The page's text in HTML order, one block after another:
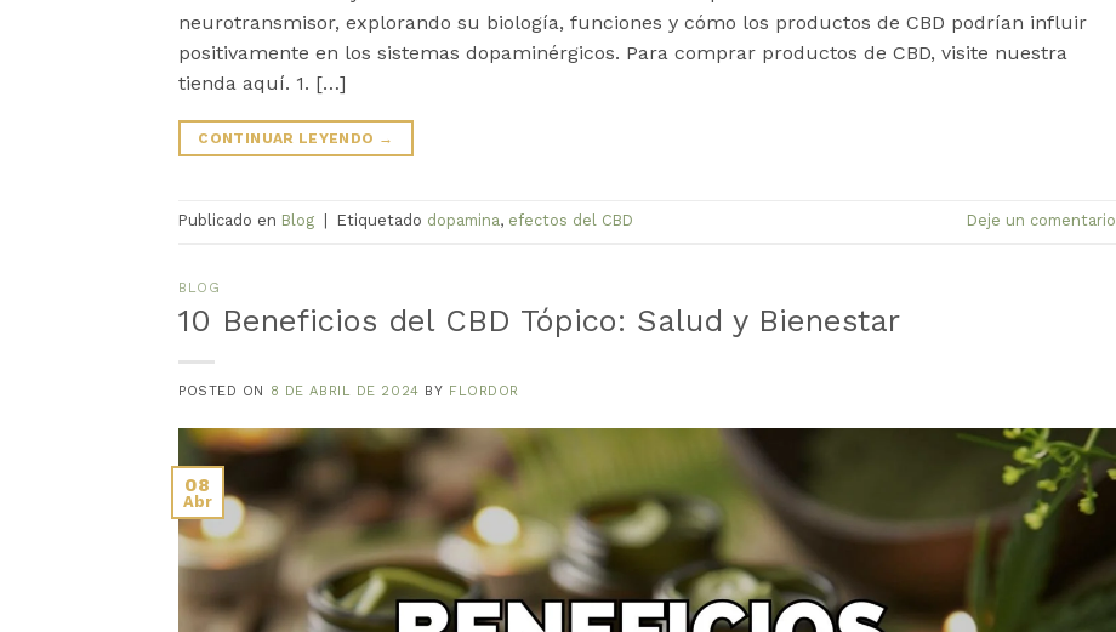
neurotransmisor, explorando su biología, funciones y cómo los productos de CBD podrían influir
positivamente en los sistemas dopaminérgicos. Para comprar productos de CBD, visite nuestra
tienda aquí. 1. […]
CONTINUAR LEYENDO →
Publicado en Blog Etiquetado dopamina, efectos del CBD Deje un comentario
BLOG
10 Beneficios del CBD Tópico: Salud y Bienestar
POSTED ON 8 DE ABRIL DE 2024 BY FLORDOR
08
Abr